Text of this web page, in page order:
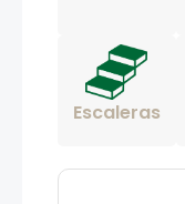
Escaleras